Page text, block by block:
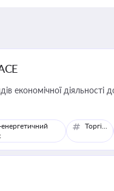
економічної діяльності
Торгівля